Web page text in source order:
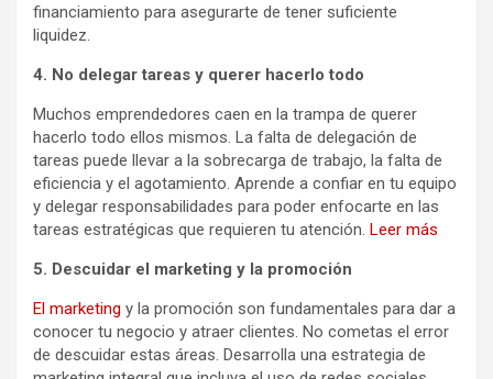
financiamiento para asegurarte de tener suficiente
liquidez.
4. No delegar tareas y querer hacerlo todo
Muchos emprendedores caen en la trampa de querer
hacerlo todo ellos mismos. La falta de delegación de
tareas puede llevar a la sobrecarga de trabajo, la falta de
eficiencia y el agotamiento. Aprende a confiar en tu equipo
y delegar responsabilidades para poder enfocarte en las
tareas estratégicas que requieren tu atención. Leer más
5. Descuidar el marketing y la promoción
El marketing y la promoción son fundamentales para dar a
conocer tu negocio y atraer clientes. No cometas el error
de descuidar estas áreas. Desarrolla una estrategia de